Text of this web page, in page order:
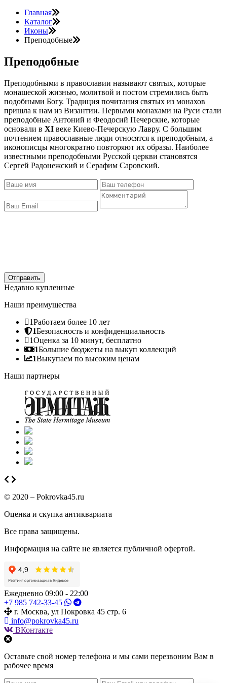
Главная
Каталог
Иконы
Преподобные
Преподобные
Преподобными в православии называют святых, которые
монашеской жизнью, молитвой и постом стремились быть
подобными Богу. Традиция почитания святых из монахов
пришла к нам из Византии. Первыми монахами на Руси стали
преподобные Антоний и Феодосий Печерские, которые
основали в XI веке Киево-Печерскую Лавру. С большим
почтением православные люди относятся к преподобным, а
иконописцы многократно повторяют их образы. Наиболее
известными преподобными Русской церкви становятся
Сергей Радонежский и Серафим Саровский.
Отправить
Недавно купленные
Наши преимущества
1Работаем более 10 лет
1Безопасность и конфиденциальность
1Оценка за 10 минут, бесплатно
1Большие бюджеты на выкуп коллекций
1Выкупаем по высоким ценам
Наши партнеры
© 2020 – Pokrovka45.ru
Оценка и скупка антиквариата
Все права защищены.
Информация на сайте не является публичной офертой.
Ежедневно 09:00 - 22:00
+7 985 742-33-45
г. Москва, ул Покровка 45 стр. 6
info@pokrovka45.ru
ВКонтакте
Оставьте свой номер телефона и мы сами перезвоним Вам в
рабочее время